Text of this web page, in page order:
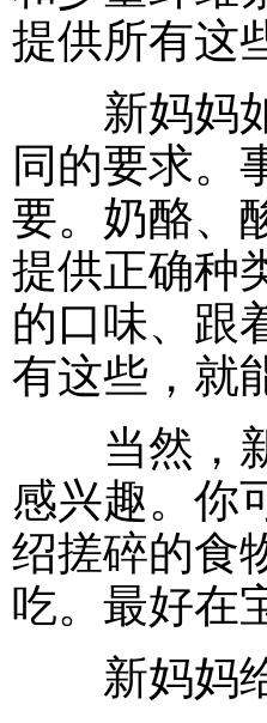
提供所有这
新妈妈如
同的要求。
要。奶酪、
提供正确种
的口味、跟
有这些，就
当然，新
感兴趣。你
绍搓碎的食
吃。最好在
新妈妈给